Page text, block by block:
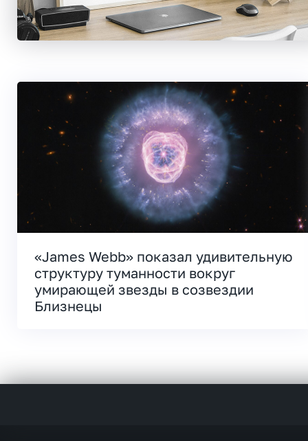
«James Webb» показал удивительную
структуру туманности вокруг
умирающей звезды в созвездии
Близнецы